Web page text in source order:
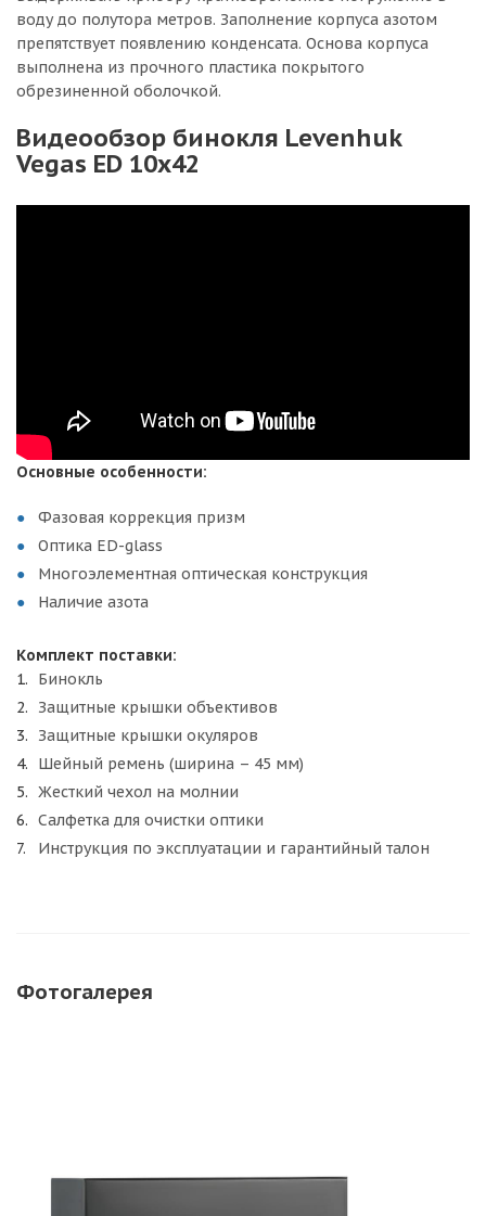
воду до полутора метров. Заполнение корпуса азотом
препятствует появлению конденсата. Основа корпуса
выполнена из прочного пластика покрытого
обрезиненной оболочкой.
Видеообзор бинокля Levenhuk
Vegas ED 10x42
Основные особенности:
Фазовая коррекция призм
Оптика ED-glass
Многоэлементная оптическая конструкция
Наличие азота
Комплект поставки:
Бинокль
Защитные крышки объективов
Защитные крышки окуляров
Шейный ремень (ширина – 45 мм)
Жесткий чехол на молнии
Салфетка для очистки оптики
Инструкция по эксплуатации и гарантийный талон
Фотогалерея